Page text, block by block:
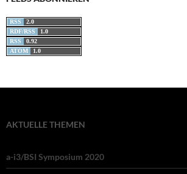
RSS
2.0
RDF/RSS
1.0
RSS
0.92
ATOM
1.0
AKTUELLE THEMEN
a-i3/BSI Symposium 2020